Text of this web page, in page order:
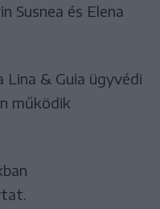
Susnea és Elena
Lina & Guia ügyvédi
működik